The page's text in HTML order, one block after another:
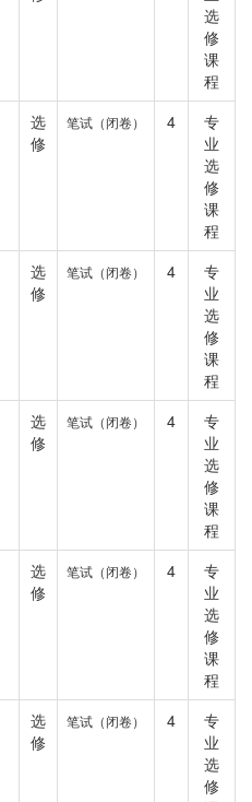
选
修
课
程
选
修
笔试（闭卷） 4
专
业
选
修
课
程
选
修
笔试（闭卷） 4
专
业
选
修
课
程
选
修
笔试（闭卷） 4
专
业
选
修
课
程
选
修
笔试（闭卷） 4
专
业
选
修
课
程
选
修
笔试（闭卷） 4
专
业
选
修